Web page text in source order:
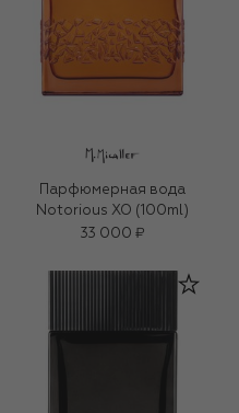
Парфюмерная вода
Notorious XO (100ml)
33 000 ₽